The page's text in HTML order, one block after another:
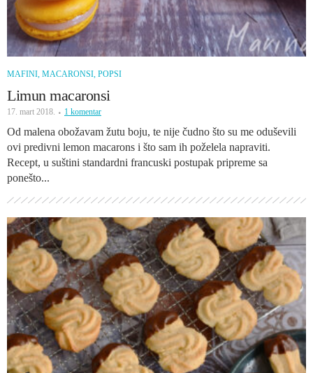
MAFINI, MACARONSI, POPSI
Limun macaronsi
17. mart 2018. 1 komentar
Od malena obožavam žutu boju, te nije čudno što su me oduševili
ovi predivni lemon macarons i što sam ih poželela napraviti.
Recept, u suštini standardni francuski postupak pripreme sa
ponešto...